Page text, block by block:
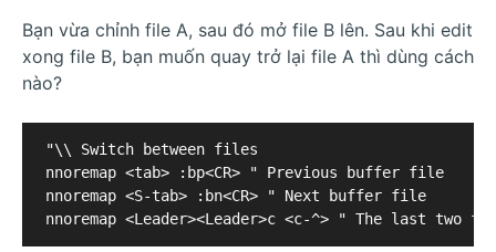
Bạn vừa chỉnh file A, sau đó mở file B lên. Sau khi edit
xong file B, bạn muốn quay trở lại file A thì dùng cách
nào?
"\\ Switch between files
nnoremap <tab> :bp<CR> " Previous buffer file
nnoremap <S-tab> :bn<CR> " Next buffer file